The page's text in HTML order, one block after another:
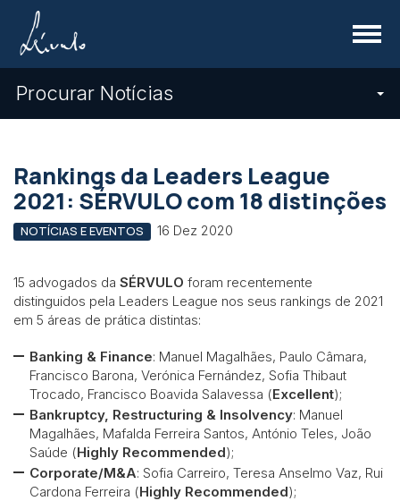
Menu
Procurar Notícias
Rankings da Leaders League
2021: SÉRVULO com 18 distinções
NOTÍCIAS E EVENTOS 16 Dez 2020
15 advogados da SÉRVULO foram recentemente
distinguidos pela Leaders League nos seus rankings de 2021
em 5 áreas de prática distintas:
Banking & Finance: Manuel Magalhães, Paulo Câmara,
Francisco Barona, Verónica Fernández, Sofia Thibaut
Trocado, Francisco Boavida Salavessa (Excellent);
Bankruptcy, Restructuring & Insolvency: Manuel
Magalhães, Mafalda Ferreira Santos, António Teles, João
Saúde (Highly Recommended);
Corporate/M&A: Sofia Carreiro, Teresa Anselmo Vaz, Rui
Cardona Ferreira (Highly Recommended);